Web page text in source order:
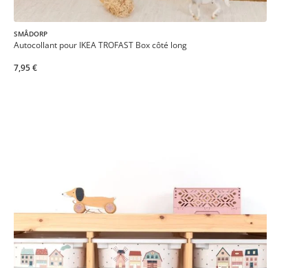
SMÅDORP
Autocollant pour IKEA TROFAST Box côté long
7,95 €